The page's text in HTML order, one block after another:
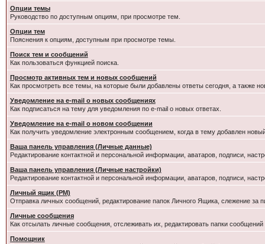
Опции темы
Руководство по доступным опциям, при просмотре тем.
Опции тем
Пояснения к опциям, доступным при просмотре темы.
Поиск тем и сообщений
Как пользоваться функцией поиска.
Просмотр активных тем и новых сообщений
Как просмотреть все темы, на которые были добавлены ответы сегодня, а также
Уведомление на e-mail о новых сообщениях
Как подписаться на тему для уведомления по e-mail о новых ответах.
Уведомление на е-mail о новом сообщении
Как получить уведомление электронным сообщением, когда в тему добавлен
Ваша панель управления (Личные данные)
Редактирование контактной и персональной информации, аватаров, подписи,
Ваша панель управления (Личные настройки)
Редактирование контактной и персональной информации, аватаров, подписи,
Личный ящик (PM)
Отправка личных сообщений, редактирование папок Личного Ящика, слежение за
Личные сообщения
Как отсылать личные сообщения, отслеживать их, редактировать папки
Помощник